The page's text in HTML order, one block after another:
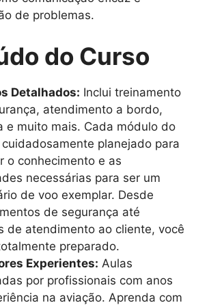
de problemas.
do Curso
Detalhados: Inclui treinamento
atendimento a bordo,
e muito mais. Cada módulo do
planejado para
o conhecimento e as
necessárias para ser um
de voo exemplar. Desde
de segurança até
de atendimento ao cliente, você
preparado.
Experientes: Aulas
por profissionais com anos
na aviação. Aprenda com